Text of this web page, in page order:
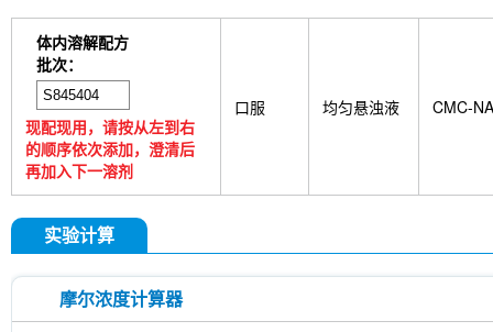
体内溶解配方
批次：
现配现用，请按从左到右
的顺序依次添加，澄清后
再加入下一溶剂
口服 均匀悬浊液 CMC-NA
实验计算
摩尔浓度计算器